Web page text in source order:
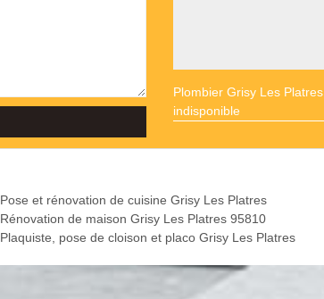
Plombier Grisy Les Platres
indisponible
Pose et rénovation de cuisine Grisy Les Platres
Rénovation de maison Grisy Les Platres 95810
Plaquiste, pose de cloison et placo Grisy Les Platres